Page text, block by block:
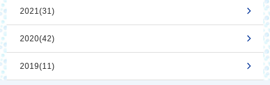
2021(31)
2020(42)
2019(11)